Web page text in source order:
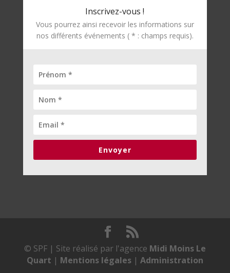
Inscrivez-vous !
Vous pourrez ainsi recevoir les informations sur
nos différents événements ( * : champs requis).
Envoyer
© SPF | Site réalisé par l'agence Midi Moins Le
Quart | Mentions légales| Administration